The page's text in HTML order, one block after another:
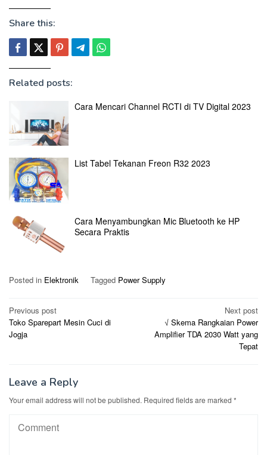
Share this:
Related posts:
Cara Mencari Channel RCTI di TV Digital 2023
List Tabel Tekanan Freon R32 2023
Cara Menyambungkan Mic Bluetooth ke HP
Secara Praktis
Posted in Elektronik Tagged Power Supply
Post
navigation
Previous post
Toko Sparepart Mesin Cuci di
Jogja
Next post
√ Skema Rangkaian Power
Amplifier TDA 2030 Watt yang
Tepat
Leave a Reply
Your email address will not be published. Required fields are marked *